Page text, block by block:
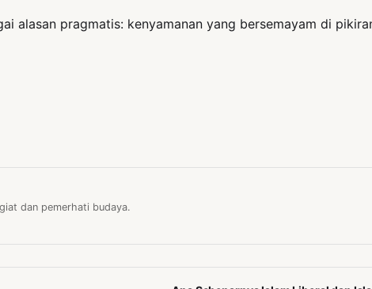
alasan pragmatis: kenyamanan yang bersemayam di
dan pemerhati budaya.